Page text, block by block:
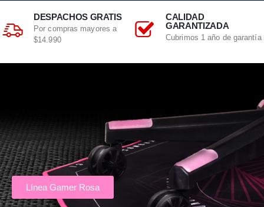
DESPACHOS GRATIS
Por compras mayores a
$14.990
CALIDAD
GARANTIZADA
Cubrimos 1 año de garantía
Línea Gamer Rosa